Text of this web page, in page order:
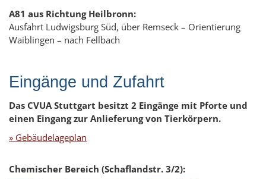
A81 aus Richtung Heilbronn:
Ausfahrt Ludwigsburg Süd, über Remseck – Orientierung
Waiblingen – nach Fellbach
Eingänge und Zufahrt
Das CVUA Stuttgart besitzt 2 Eingänge mit Pforte und
einen Eingang zur Anlieferung von Tierkörpern.
» Gebäudelageplan
Chemischer Bereich (Schaflandstr. 3/2):